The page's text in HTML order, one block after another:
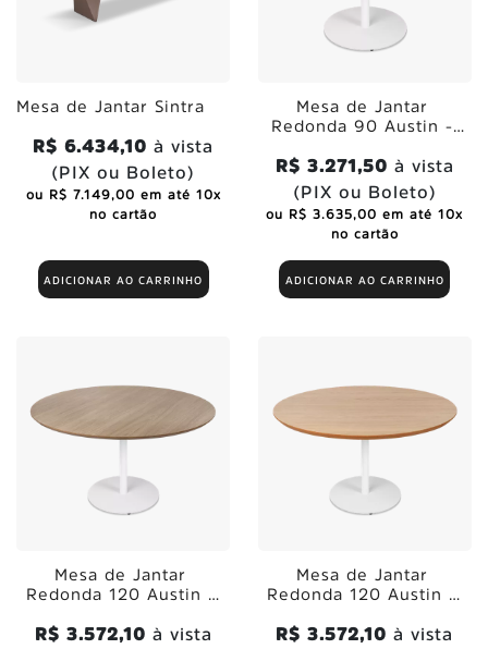
Mesa de Jantar Sintra
ADICIONAR AO CARRINHO
R$ 6.434,10 à vista
(PIX ou Boleto)
ou R$ 7.149,00 em até 10x
no cartão
Mesa de Jantar
Redonda 90 Austin -
ADICIONAR AO CARRINHO
R$ 3.271,50 à vista
(PIX ou Boleto)
ou R$ 3.635,00 em até 10x
no cartão
Mesa de Jantar
Redonda 120 Austin -
R$ 3.572,10 à vista
Mesa de Jantar
Redonda 120 Austin -
R$ 3.572,10 à vista